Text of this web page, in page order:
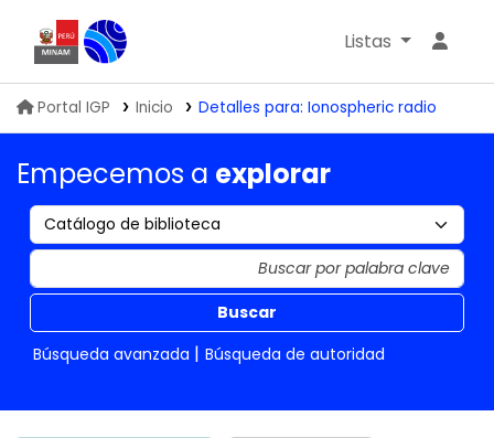
Biblioteca IGP
Listas
Portal IGP Inicio Detalles para: Ionospheric radio
Empecemos a explorar
Buscar
Búsqueda avanzada
Búsqueda de autoridad